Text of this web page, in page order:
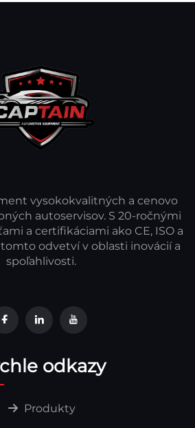
vysokokvalitných a cenovo
autoservisov. S 20-ročnými
a certifikáciami ako CE, ISO a
odvetví v oblasti inovácií a
spoľahlivosti.
odkazy
Produkty